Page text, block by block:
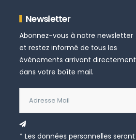
Newsletter
Abonnez-vous à notre newsletter
et restez informé de tous les
événements arrivant directement
dans votre boîte mail.
* Les données personnelles seront